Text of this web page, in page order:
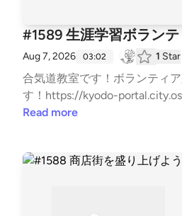
#1589 生涯学習ボラン
Aug 7, 2026 03:02 1 Star
合気道教室です！ボランティ
す！https://kyodo-
39379/?mode=poお問い合わ
Read more